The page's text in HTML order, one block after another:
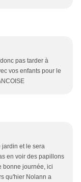
pas tarder à
vos enfants pour le
jardin et le sera
en voir des papillons
bonne journée, ici
qu'hier Nolann a